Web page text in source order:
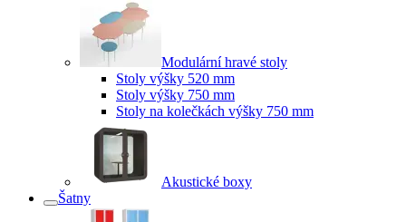
Modulární hravé stoly
Stoly výšky 520 mm
Stoly výšky 750 mm
Stoly na kolečkách výšky 750 mm
Akustické boxy
Šatny